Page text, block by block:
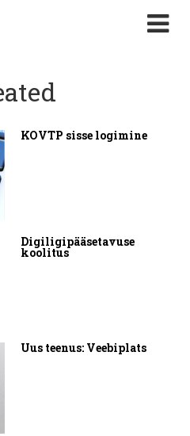
KOVTP sisse logimine
Digiligipääsetavuse
koolitus
Uus teenus: Veebiplats